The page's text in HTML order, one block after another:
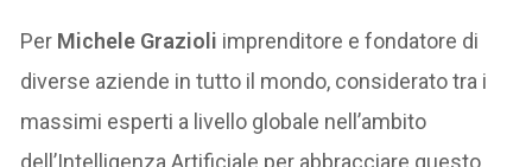
Per Michele Grazioli imprenditore e fondatore di
diverse aziende in tutto il mondo, considerato tra i
massimi esperti a livello globale nell’ambito
dell’Intelligenza Artificiale per abbracciare questo